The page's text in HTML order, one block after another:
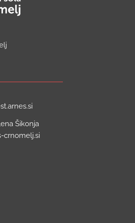
Šikonja
crnomelj.si